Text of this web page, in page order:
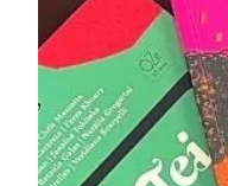
Clube de Leitores
Listas